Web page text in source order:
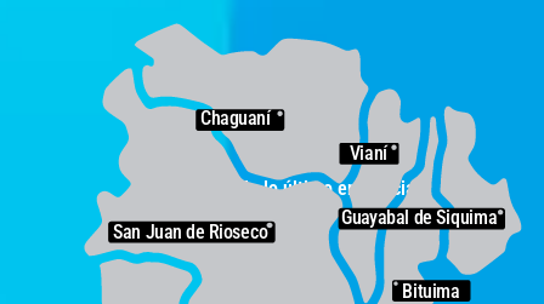
y entérate de lo último en noticias
Chaguaní
Guayabal de Siquima
Vianí
San Juan de Rioseco
Bituima